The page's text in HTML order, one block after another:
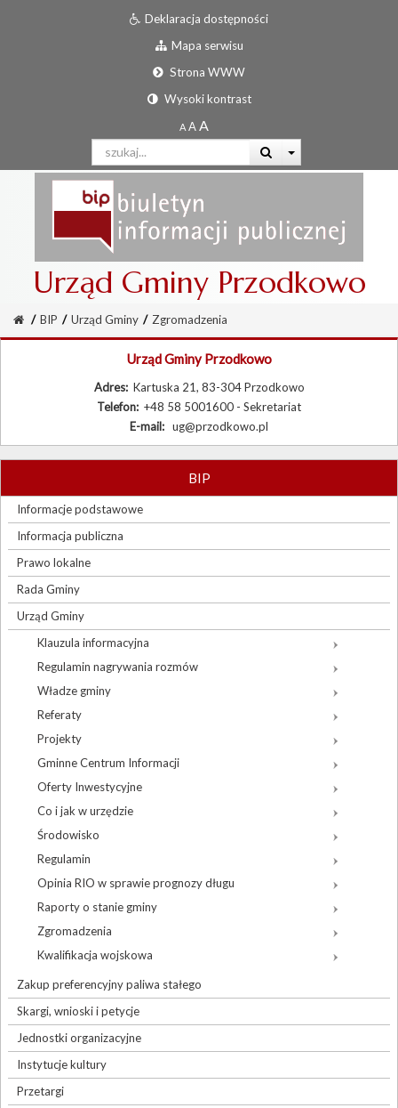
Deklaracja dostępności
Mapa serwisu
Strona WWW
Wysoki kontrast
Urząd Gminy Przodkowo
/ BIP / Urząd Gminy / Zgromadzenia
Urząd Gminy Przodkowo
Adres: Kartuska 21, 83-304 Przodkowo
Telefon: +48 58 5001600 - Sekretariat
E-mail: ug@przodkowo.pl
BIP
Informacje podstawowe
Informacja publiczna
Prawo lokalne
Rada Gminy
Urząd Gminy
Klauzula informacyjna
Regulamin nagrywania rozmów
Władze gminy
Referaty
Projekty
Gminne Centrum Informacji
Oferty Inwestycyjne
Co i jak w urzędzie
Środowisko
Regulamin
Opinia RIO w sprawie prognozy długu
Raporty o stanie gminy
Zgromadzenia
Kwalifikacja wojskowa
Zakup preferencyjny paliwa stałego
Skargi, wnioski i petycje
Jednostki organizacyjne
Instytucje kultury
Przetargi